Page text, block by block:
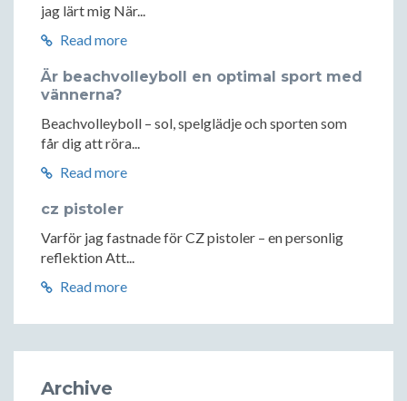
jag lärt mig När...
Read more
Är beachvolleyboll en optimal sport med
vännerna?
Beachvolleyboll – sol, spelglädje och sporten som
får dig att röra...
Read more
cz pistoler
Varför jag fastnade för CZ pistoler – en personlig
reflektion Att...
Read more
Archive